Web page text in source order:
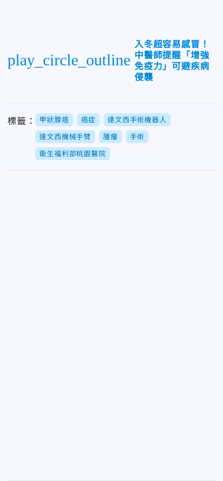
play_circle_outline
入冬超容易感冒！
中醫師提醒「增強
免疫力」可避疾病
侵襲
標籤： 甲狀腺癌 癌症 達文西手術機器人
達文西機械手臂 腫瘤 手術
衛生福利部桃園醫院